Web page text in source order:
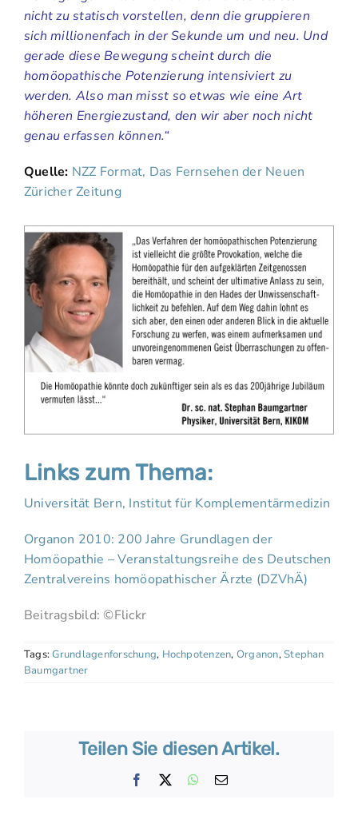
nicht zu statisch vorstellen, denn die gruppieren
sich millionenfach in der Sekunde um und neu. Und
gerade diese Bewegung scheint durch die
homöopathische Potenzierung intensiviert zu
werden. Also man misst so etwas wie eine Art
höheren Energiezustand, den wir aber noch nicht
genau erfassen können.“
Quelle: NZZ Format, Das Fernsehen der Neuen
Züricher Zeitung
Links zum Thema:
Universität Bern, Institut für Komplementärmedizin
Organon 2010: 200 Jahre Grundlagen der
Homöopathie – Veranstaltungsreihe des Deutschen
Zentralvereins homöopathischer Ärzte (DZVhÄ)
Beitragsbild: ©Flickr
Tags:Grundlagenforschung, Hochpotenzen, Organon,Stephan
Baumgartner
Teilen Sie diesen Artikel.
Facebook WhatsApp
E-